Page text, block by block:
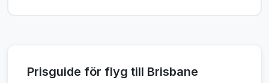
Prisguide för flyg till Brisbane